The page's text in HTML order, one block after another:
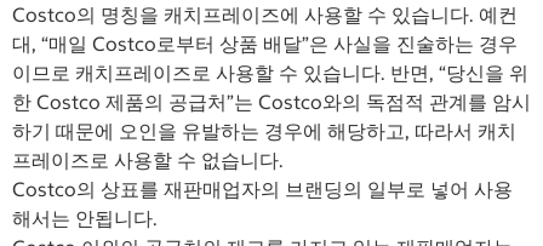
Costco의 명칭을 캐치프레이즈에 사용할 수 있습니다. 예컨
대, “매일 Costco로부터 상품 배달”은 사실을 진술하는 경우
이므로 캐치프레이즈로 사용할 수 있습니다. 반면, “당신을 위
한 Costco 제품의 공급처”는 Costco와의 독점적 관계를 암시
하기 때문에 오인을 유발하는 경우에 해당하고, 따라서 캐치
프레이즈로 사용할 수 없습니다.
Costco의 상표를 재판매업자의 브랜딩의 일부로 넣어 사용
해서는 안됩니다.